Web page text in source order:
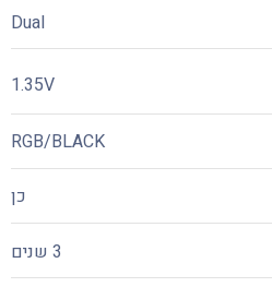
Dual
1.35V
RGB/BLACK
כן
3 שנים